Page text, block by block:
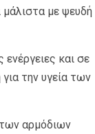
με ψευδή
και σε
την υγεία των
αρμόδιων